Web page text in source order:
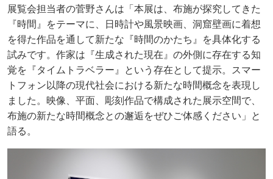
展覧会担当者の菅野さんは「本展は、布施が探究してきた
『時間』をテーマに、日時計や風景映画、洞窟壁画に着想
を得た作品を通して新たな『時間のかたち』を具体化する
試みです。作家は『生成された現在』の外側に存在する知
覚を『タイムトラベラー』という存在として提示。スマー
トフォン以降の現代社会における新たな時間概念を表現し
ました。映像、平面、彫刻作品で構成された展示空間で、
布施の新たな時間概念との邂逅をぜひご体感ください」と
語る。